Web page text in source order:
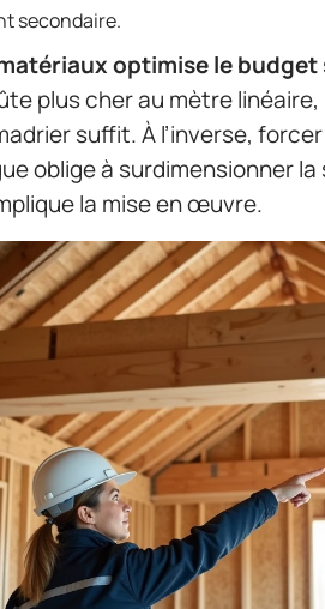
secondaire.
optimise le
plus cher au mètre
suffit. À l’inverse,
oblige à surdimensionner
la mise en œuvre.